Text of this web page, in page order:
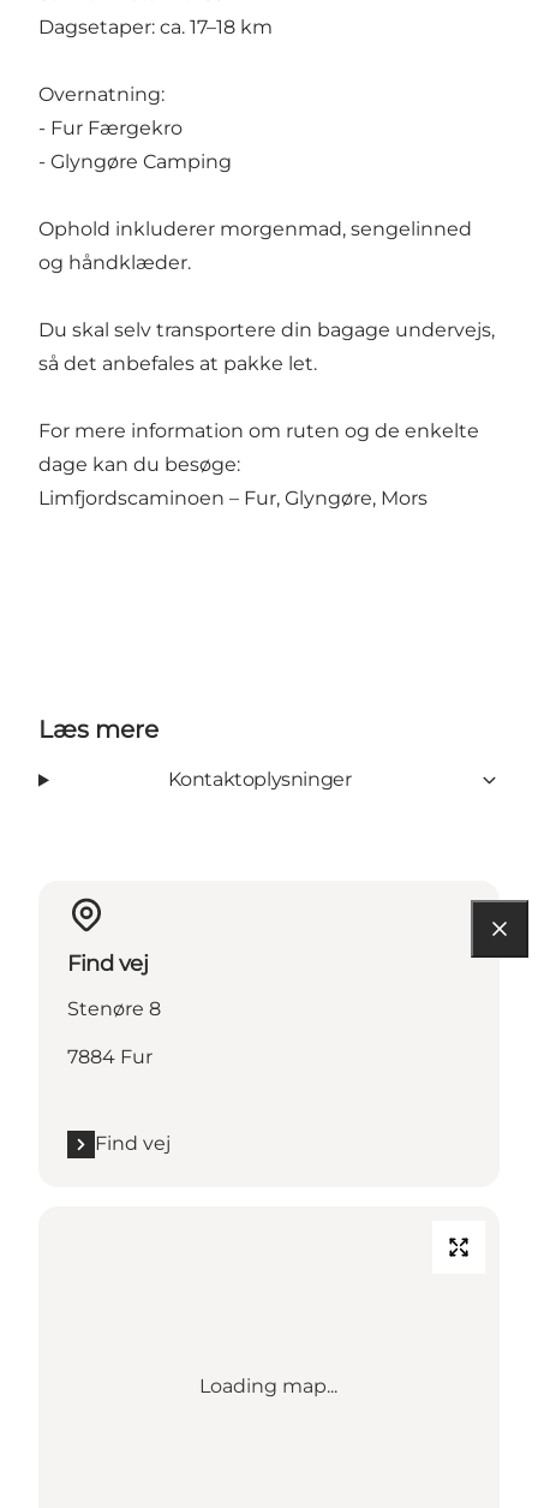
Dagsetaper: ca. 17–18 km
Overnatning:
- Fur Færgekro
- Glyngøre Camping
Ophold inkluderer morgenmad, sengelinned
og håndklæder.
Du skal selv transportere din bagage undervejs,
så det anbefales at pakke let.
For mere information om ruten og de enkelte
dage kan du besøge:
Limfjordscaminoen – Fur, Glyngøre, Mors
Læs mere
Kontaktoplysninger
Find vej
Stenøre 8
7884 Fur
Find vej
Loading map...